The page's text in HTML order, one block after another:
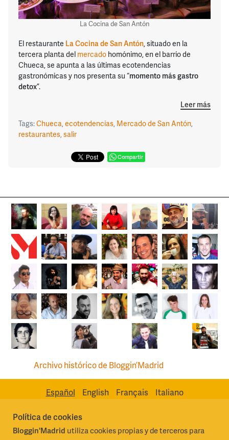
La Cocina de San Antón
El restaurante La Cocina de San Antón, situado en la
tercera planta del mercado homónimo, en el barrio de
Chueca, se apunta a las últimas ecotendencias
gastronómicas y nos presenta su “momento más gastro
detox”.
Leer más
Tags:Chueca,ecotendencias, Mercado de San Antón,
restaurantes,salir
Compartir
Archivo histórico de Bloggin’Madrid
Español English Français Italiano
Política de cookies
Bloggin'Madrid utiliza cookies propias y de terceros para